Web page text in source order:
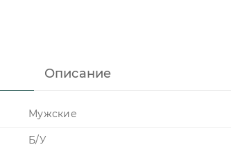
Описание
Мужские
Б/У